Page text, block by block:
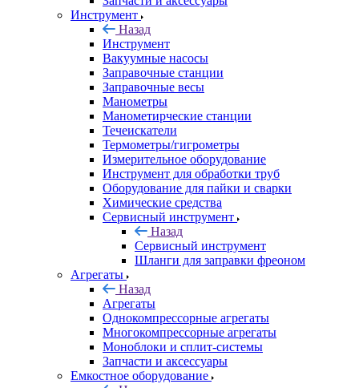
Инструмент
Назад
Инструмент
Вакуумные насосы
Заправочные станции
Заправочные весы
Манометры
Манометирческие станции
Течеискатели
Термометры/гигрометры
Измерительное оборудование
Инструмент для обработки труб
Оборудование для пайки и сварки
Химические средства
Сервисный инструмент
Назад
Сервисный инструмент
Шланги для заправки фреоном
Агрегаты
Назад
Агрегаты
Однокомпрессорные агрегаты
Многокомпрессорные агрегаты
Моноблоки и сплит-системы
Запчасти и аксессуары
Емкостное оборудование